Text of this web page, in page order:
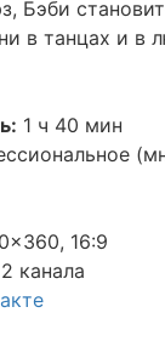
Бэби
в танцах и в
1 ч 40 мин
16:9
канала